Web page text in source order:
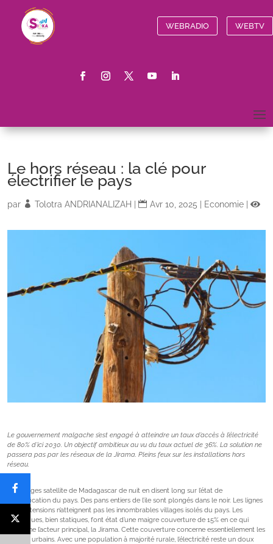
WEBRADIO WEBTV
Le hors réseau : la clé pour
électrifier le pays
par Tolotra ANDRIANALIZAH Avr 10, 2025 Economie
Le gouvernement malgache s’est engagé à atteindre un taux d’accès à l’électricité
de 80% d’ici 2030. Un objectif ambitieux au vu du taux actuel de 36%. La solution ne
passera pas par les réseaux de la Jirama. Pleins feux sur les installations hors
réseau.
Les images satellite de Madagascar de nuit en disent long sur l’état de
l’électrification du pays. Des pans entiers de l’ile sont plongés dans le noir. Les lignes
hautes tensions n’atteignent pas les innombrables villages isolés du pays. Les
statistiques, bien statiques, font état d’une maigre couverture de 15% en ce qui
concerne l’acteur principal, la Jirama. Cette couverture concerne essentiellement les
centres urbains. Avec une population à majorité rurale, l’électricité reste un doux